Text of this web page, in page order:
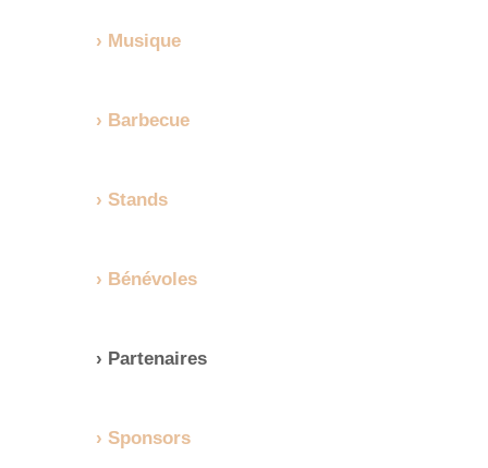
Musique
Barbecue
Stands
Bénévoles
Partenaires
Sponsors